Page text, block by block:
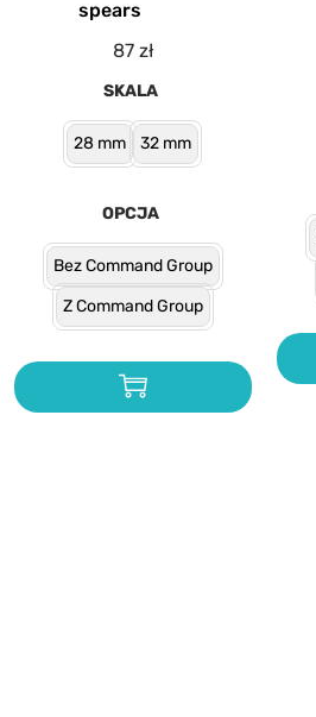
spears
87 zł
SKALA
28 mm 32 mm
OPCJA
Bez Command Group
Z Command Group